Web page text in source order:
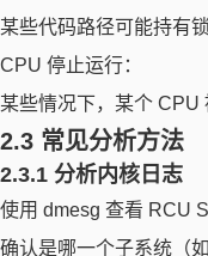
某些代码路径可能持有
CPU 停止运行：
某些情况下，某个 CPU
2.3 常见分析方法
2.3.1 分析内核日志
使用 dmesg 查看 RCU
确认是哪一个子系统（